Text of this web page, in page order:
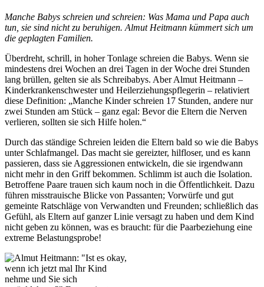
Manche Babys schreien und schreien: Was Mama und Papa auch
tun, sie sind nicht zu beruhigen. Almut Heitmann kümmert sich um
die geplagten Familien.
Überdreht, schrill, in hoher Tonlage schreien die Babys. Wenn sie
mindestens drei Wochen an drei Tagen in der Woche drei Stunden
lang brüllen, gelten sie als Schreibabys. Aber Almut Heitmann –
Kinderkrankenschwester und Heilerziehungspflegerin – relativiert
diese Definition: „Manche Kinder schreien 17 Stunden, andere nur
zwei Stunden am Stück – ganz egal: Bevor die Eltern die Nerven
verlieren, sollten sie sich Hilfe holen.“
Durch das ständige Schreien leiden die Eltern bald so wie die Babys
unter Schlafmangel. Das macht sie gereizter, hilfloser, und es kann
passieren, dass sie Aggressionen entwickeln, die sie irgendwann
nicht mehr in den Griff bekommen. Schlimm ist auch die Isolation.
Betroffene Paare trauen sich kaum noch in die Öffentlichkeit. Dazu
führen misstrauische Blicke von Passanten; Vorwürfe und gut
gemeinte Ratschläge von Verwandten und Freunden; schließlich das
Gefühl, als Eltern auf ganzer Linie versagt zu haben und dem Kind
nicht geben zu können, was es braucht: für die Paarbeziehung eine
extreme Belastungsprobe!